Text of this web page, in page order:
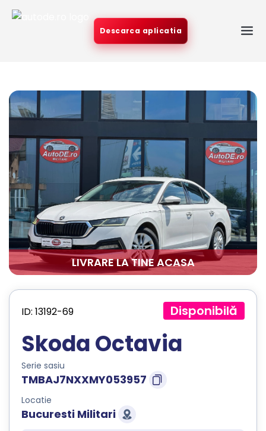
Descarca aplicatia
LIVRARE LA TINE ACASA
ID: 13192-69 Disponibilă
Skoda Octavia
Serie sasiu
TMBAJ7NXXMY053957
Locatie
Bucuresti Militari